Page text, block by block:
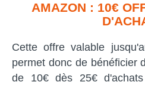
AMAZON : 10€
Cette offre valable
permet donc de bénéficier
de 10€ dès 25€